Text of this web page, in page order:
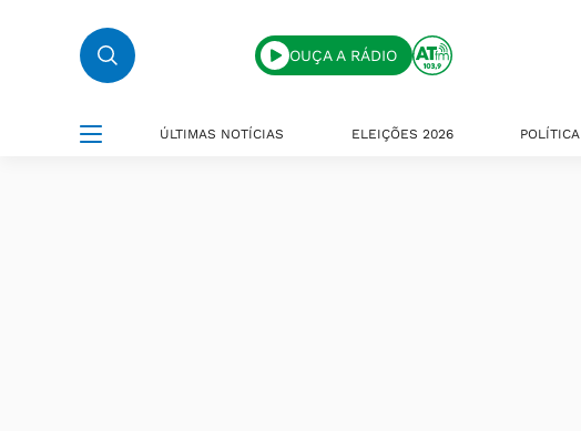
OUÇA A RÁDIO
ÚLTIMAS NOTÍCIAS ELEIÇÕES 2026 POLÍTICA